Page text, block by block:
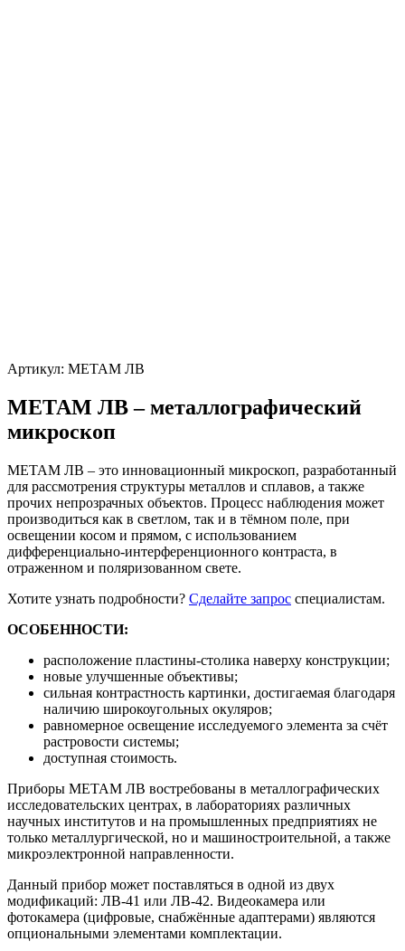
Артикул: МЕТАМ ЛВ
МЕТАМ ЛВ – металлографический
микроскоп
МЕТАМ ЛВ – это инновационный микроскоп, разработанный
для рассмотрения структуры металлов и сплавов, а также
прочих непрозрачных объектов. Процесс наблюдения может
производиться как в светлом, так и в тёмном поле, при
освещении косом и прямом, с использованием
дифференциально-интерференционного контраста, в
отраженном и поляризованном свете.
Хотите узнать подробности? Сделайте запрос специалистам.
ОСОБЕННОСТИ:
расположение пластины-столика наверху конструкции;
новые улучшенные объективы;
сильная контрастность картинки, достигаемая благодаря
наличию широкоугольных окуляров;
равномерное освещение исследуемого элемента за счёт
растровости системы;
доступная стоимость.
Приборы МЕТАМ ЛВ востребованы в металлографических
исследовательских центрах, в лабораториях различных
научных институтов и на промышленных предприятиях не
только металлургической, но и машиностроительной, а также
микроэлектронной направленности.
Данный прибор может поставляться в одной из двух
модификаций: ЛВ-41 или ЛВ-42. Видеокамера или
фотокамера (цифровые, снабжённые адаптерами) являются
опциональными элементами комплектации.